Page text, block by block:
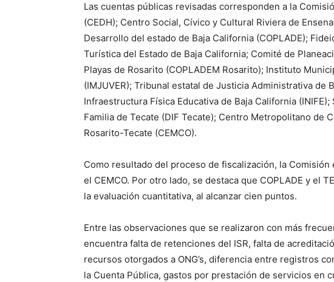
Las cuentas públicas revisadas corresponden a la
(CEDH); Centro Social, Cívico y Cultural Riviera de
Desarrollo del estado de Baja California (COPLADE);
Turística del Estado de Baja California; Comité de
Playas de Rosarito (COPLADEM Rosarito); Instituto
(IMJUVER); Tribunal estatal de Justicia Administrativa de
Infraestructura Física Educativa de Baja California
Familia de Tecate (DIF Tecate); Centro Metropolitano de
Rosarito-Tecate (CEMCO).
Como resultado del proceso de fiscalización, la
el CEMCO. Por otro lado, se destaca que COPLADE y el
la evaluación cuantitativa, al alcanzar cien puntos.
Entre las observaciones que se realizaron con más
encuentra falta de retenciones del ISR, falta de
recursos otorgados a ONG’s, diferencia entre registros
la Cuenta Pública, gastos por prestación de servicios en